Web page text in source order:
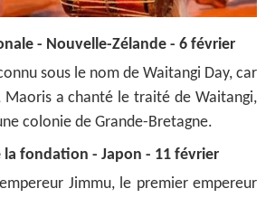
- Nouvelle-Zélande - 6 février
sous le nom de Waitangi Day, car
Maoris a chanté le traité de Waitangi,
colonie de Grande-Bretagne.
la fondation - Japon - 11 février
Jimmu, le premier empereur